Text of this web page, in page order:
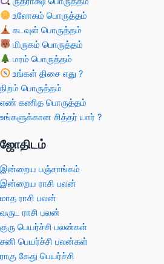
உலோகம் பொருத்தம்
கடவுள் பொருத்தம்
மிருகம் பொருத்தம்
மரம் பொருத்தம்
உங்கள் திசை எது ?
நிறம் பொருத்தம்
எண் கணித பொருத்தம்
உங்களுக்கான சித்தர் யார் ?
ஜோதிடம்
இன்றைய பஞ்சாங்கம்
இன்றைய ராசி பலன்
மாத ராசி பலன்
வருட ராசி பலன்
குரு பெயர்ச்சி பலன்கள்
சனி பெயர்ச்சி பலன்கள்
ராகு கேது பெயர்ச்சி